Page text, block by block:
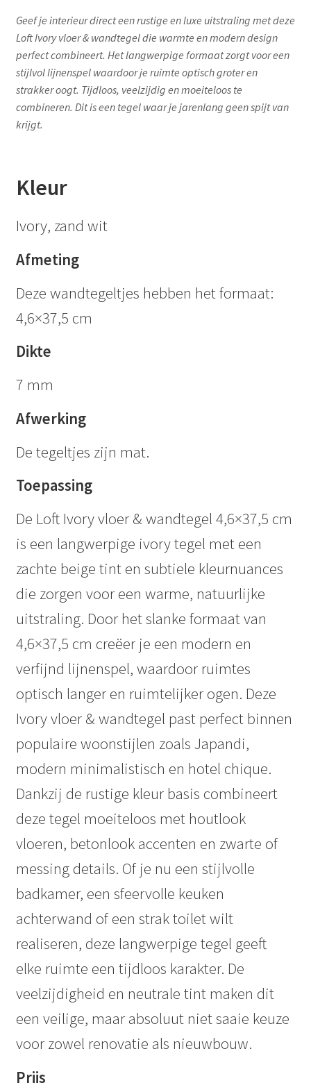
Geef je interieur direct een rustige en luxe uitstraling met deze
Loft Ivory vloer & wandtegel die warmte en modern design
perfect combineert. Het langwerpige formaat zorgt voor een
stijlvol lijnenspel waardoor je ruimte optisch groter en
strakker oogt. Tijdloos, veelzijdig en moeiteloos te
combineren. Dit is een tegel waar je jarenlang geen spijt van
krijgt.
Kleur
Ivory, zand wit
Afmeting
Deze wandtegeltjes hebben het formaat:
4,6×37,5 cm
Dikte
7 mm
Afwerking
De tegeltjes zijn mat.
Toepassing
De Loft Ivory vloer & wandtegel 4,6×37,5 cm
is een langwerpige ivory tegel met een
zachte beige tint en subtiele kleurnuances
die zorgen voor een warme, natuurlijke
uitstraling. Door het slanke formaat van
4,6×37,5 cm creëer je een modern en
verfijnd lijnenspel, waardoor ruimtes
optisch langer en ruimtelijker ogen. Deze
Ivory vloer & wandtegel past perfect binnen
populaire woonstijlen zoals Japandi,
modern minimalistisch en hotel chique.
Dankzij de rustige kleur basis combineert
deze tegel moeiteloos met houtlook
vloeren, betonlook accenten en zwarte of
messing details. Of je nu een stijlvolle
badkamer, een sfeervolle keuken
achterwand of een strak toilet wilt
realiseren, deze langwerpige tegel geeft
elke ruimte een tijdloos karakter. De
veelzijdigheid en neutrale tint maken dit
een veilige, maar absoluut niet saaie keuze
voor zowel renovatie als nieuwbouw.
Prijs